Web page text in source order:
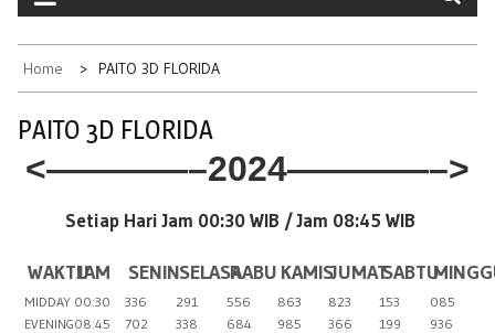
Home PAITO 3D FLORIDA
PAITO 3D FLORIDA
<————–2024————–>
Setiap Hari Jam 00:30 WIB /Jam 08:45 WIB
WAKTUJAM SENINSELASARABU KAMISJUMATSABTU
MIDDAY 00:30 336 291 556 863 823 153
085
EVENING08:45 702 338 684 985 366 199
936